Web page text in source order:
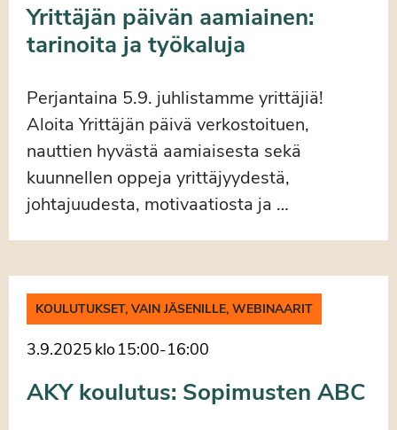
Yrittäjän päivän aamiainen:
tarinoita ja työkaluja
Perjantaina 5.9. juhlistamme yrittäjiä!
Aloita Yrittäjän päivä verkostoituen,
nauttien hyvästä aamiaisesta sekä
kuunnellen oppeja yrittäjyydestä,
johtajuudesta, motivaatiosta ja …
KOULUTUKSET, VAIN JÄSENILLE, WEBINAARIT
3.9.2025 klo15:00-16:00
AKY koulutus: Sopimusten ABC